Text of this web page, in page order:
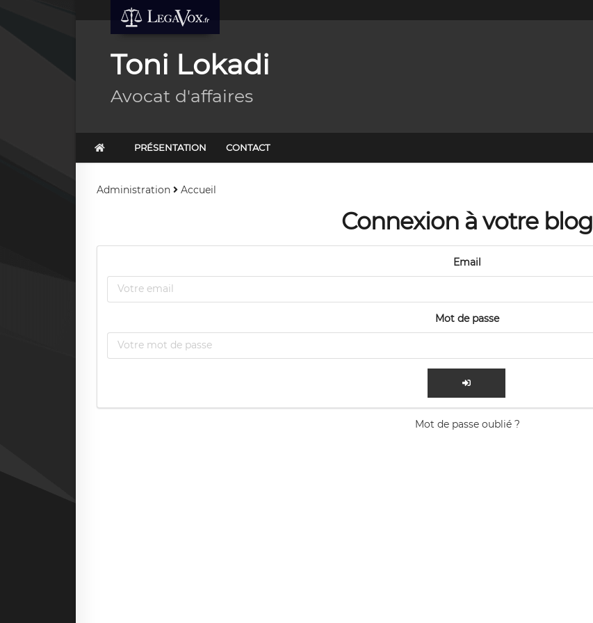
Toni Lokadi
Avocat d'affaires
PRÉSENTATION CONTACT
Administration Accueil
Connexion à votre blog
Email
Mot de passe
Mot de passe oublié ?